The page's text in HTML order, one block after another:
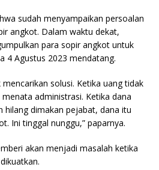
sudah menyampaikan persoalan
angkot. Dalam waktu dekat,
para sopir angkot untuk
4 Agustus 2023 mendatang.
mencarikan solusi. Ketika uang tidak
administrasi. Ketika dana
hilang dimakan pejabat, dana itu
Ini tinggal nunggu,” paparnya.
akan menjadi masalah ketika